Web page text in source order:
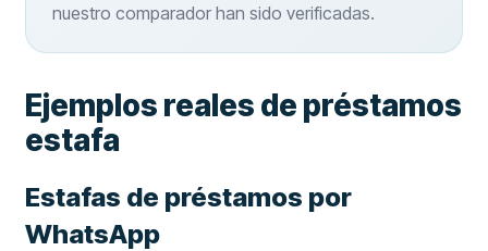
nuestro comparador han sido verificadas.
Ejemplos reales de préstamos
estafa
Estafas de préstamos por
WhatsApp